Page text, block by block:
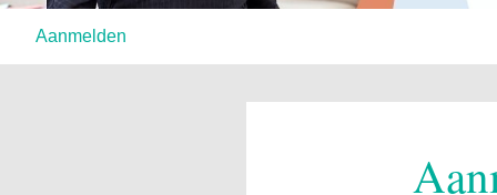
Aanmelden